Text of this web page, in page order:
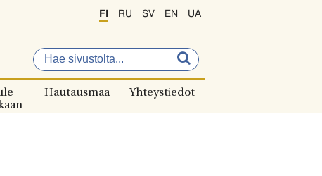
FI RU SV EN UA
Hautausmaa Yhteystiedot